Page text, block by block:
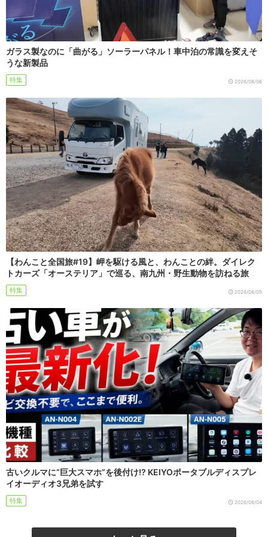
ガラス製なのに「曲がる」ソーラーパネル！車中泊の常識を変えそ
うな新製品
特集 2026/08/06
【わんこと全国旅#19】岬を駆ける風と、わんことの絆。ダイレク
トカーズ「オーステリア」で巡る、南九州・野生動物を訪ねる旅
特集 2026/08/05
古いクルマに“巨大スマホ”を後付け!? KEIYOポータブルディスプレ
イオーディオ3兄弟を試す
特集 2026/08/04